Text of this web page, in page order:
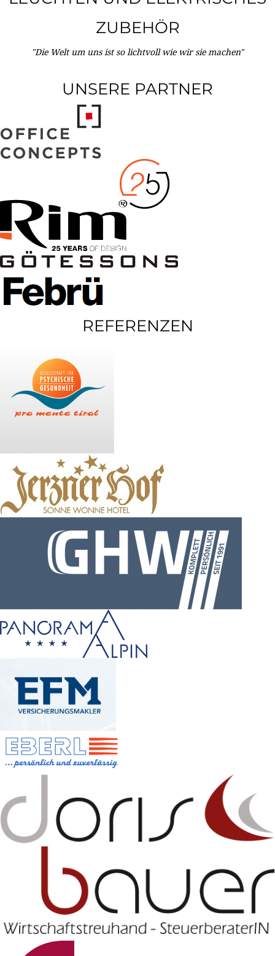
ZUBEHÖR
"Die Welt um uns ist so lichtvoll wie wir sie machen"
UNSERE PARTNER
REFERENZEN